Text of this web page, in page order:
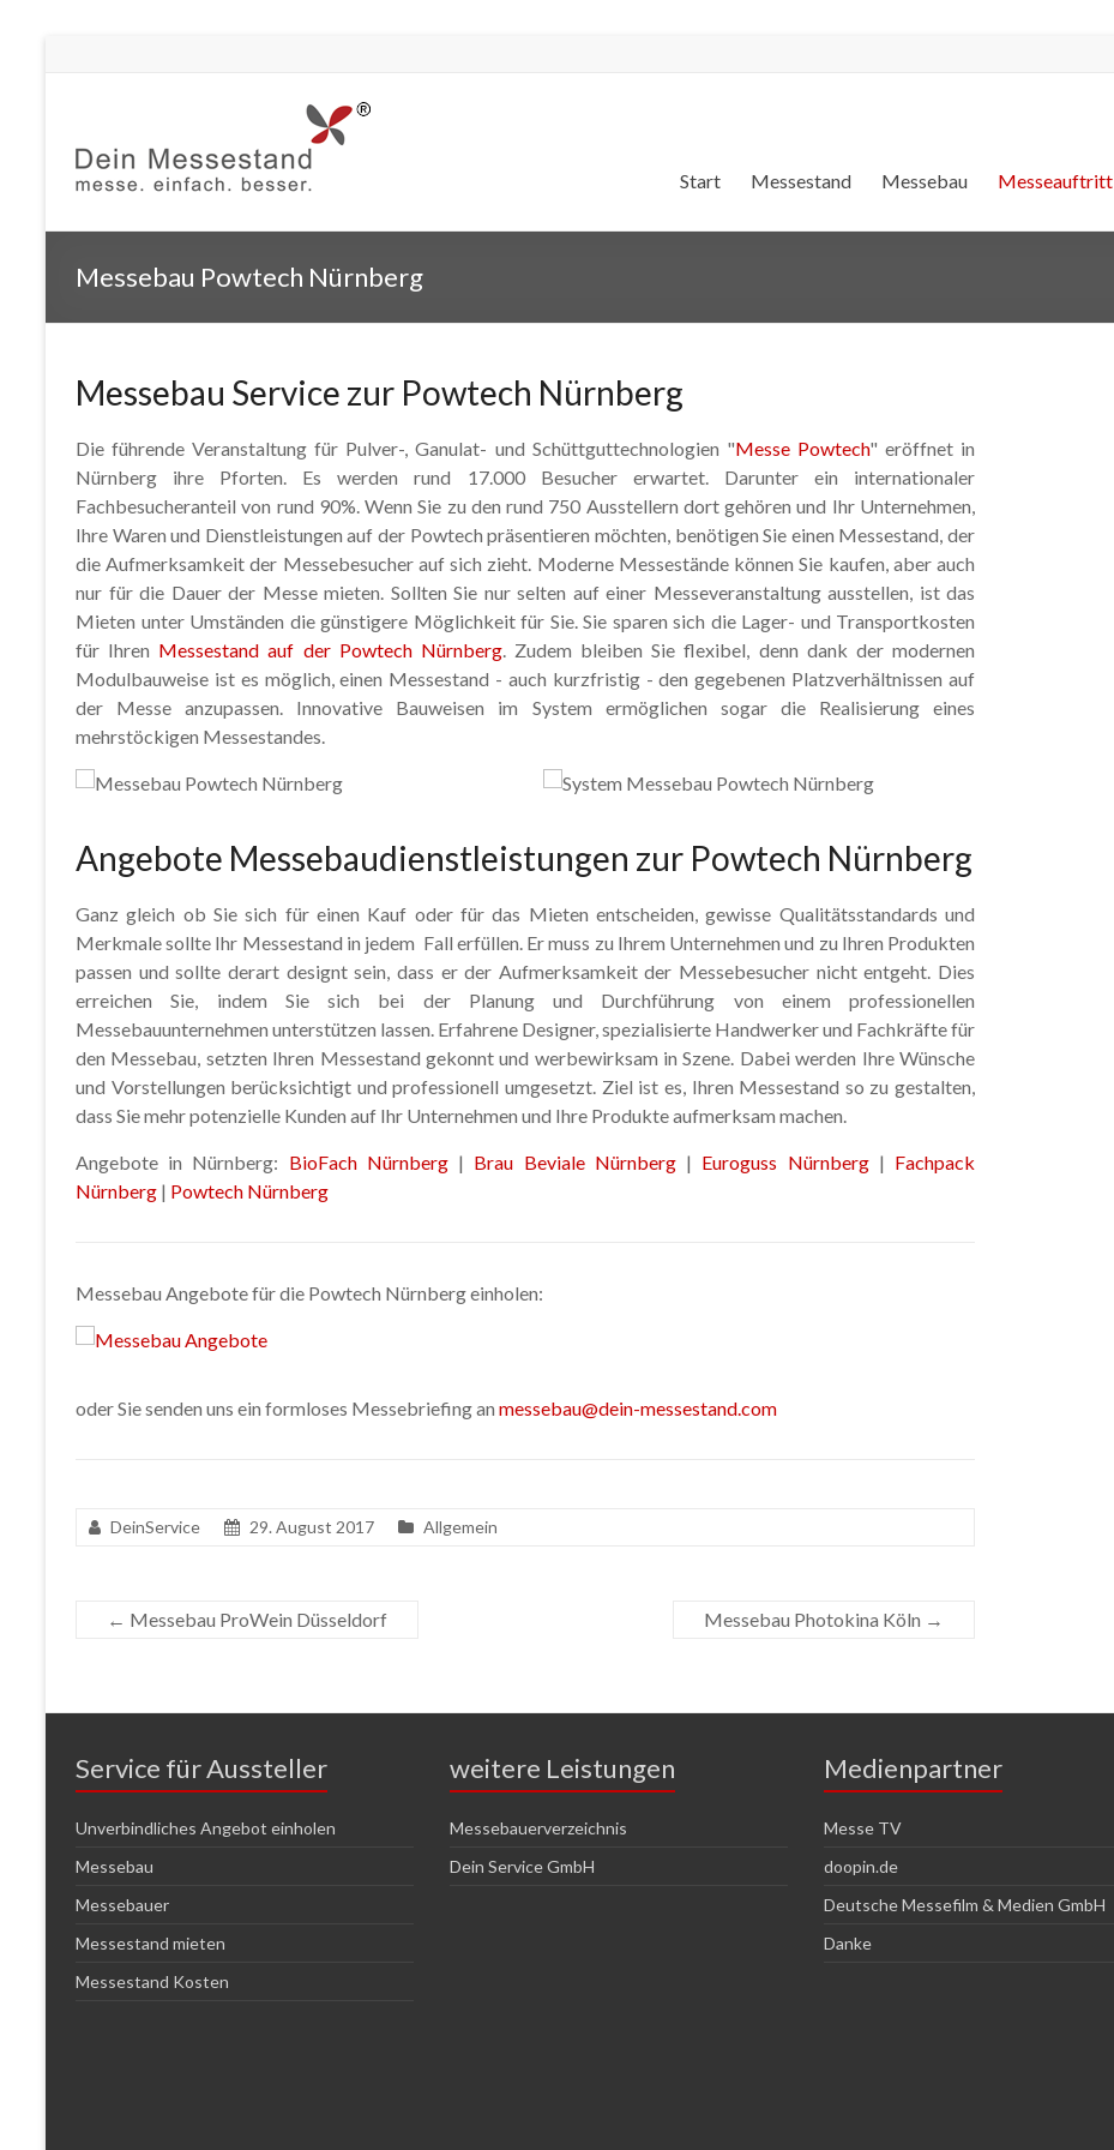
Start Messestand Messebau Messeauftritt
Messebau Powtech Nürnberg
Messebau Service zur Powtech Nürnberg
Die führende Veranstaltung für Pulver-, Ganulat- und Schüttguttechnologien "Messe Powtech" eröffnet in
Nürnberg ihre Pforten. Es werden rund 17.000 Besucher erwartet. Darunter ein internationaler
Fachbesucheranteil von rund 90%. Wenn Sie zu den rund 750 Ausstellern dort gehören und Ihr Unternehmen,
Ihre Waren und Dienstleistungen auf der Powtech präsentieren möchten, benötigen Sie einen Messestand, der
die Aufmerksamkeit der Messebesucher auf sich zieht. Moderne Messestände können Sie kaufen, aber auch
nur für die Dauer der Messe mieten. Sollten Sie nur selten auf einer Messeveranstaltung ausstellen, ist das
Mieten unter Umständen die günstigere Möglichkeit für Sie. Sie sparen sich die Lager- und Transportkosten
für Ihren Messestand auf der Powtech Nürnberg. Zudem bleiben Sie flexibel, denn dank der modernen
Modulbauweise ist es möglich, einen Messestand - auch kurzfristig - den gegebenen Platzverhältnissen auf
der Messe anzupassen. Innovative Bauweisen im System ermöglichen sogar die Realisierung eines
mehrstöckigen Messestandes.
Angebote Messebaudienstleistungen zur Powtech Nürnberg
Ganz gleich ob Sie sich für einen Kauf oder für das Mieten entscheiden, gewisse Qualitätsstandards und
Merkmale sollte Ihr Messestand in jedem Fall erfüllen. Er muss zu Ihrem Unternehmen und zu Ihren Produkten
passen und sollte derart designt sein, dass er der Aufmerksamkeit der Messebesucher nicht entgeht. Dies
erreichen Sie, indem Sie sich bei der Planung und Durchführung von einem professionellen
Messebauunternehmen unterstützen lassen. Erfahrene Designer, spezialisierte Handwerker und Fachkräfte für
den Messebau, setzten Ihren Messestand gekonnt und werbewirksam in Szene. Dabei werden Ihre Wünsche
und Vorstellungen berücksichtigt und professionell umgesetzt. Ziel ist es, Ihren Messestand so zu gestalten,
dass Sie mehr potenzielle Kunden auf Ihr Unternehmen und Ihre Produkte aufmerksam machen.
Angebote in Nürnberg: BioFach Nürnberg| Brau Beviale Nürnberg| Euroguss Nürnberg| Fachpack
Nürnberg | Powtech Nürnberg
Messebau Angebote für die Powtech Nürnberg einholen:
oder Sie senden uns ein formloses Messebriefing an messebau@dein-messestand.com
DeinService 29. August 2017 Allgemein
← Messebau ProWein Düsseldorf Messebau Photokina Köln →
Service für Aussteller
Unverbindliches Angebot einholen
Messebau
Messebauer
Messestand mieten
Messestand Kosten
weitere Leistungen
Messebauerverzeichnis
Dein Service GmbH
Medienpartner
Messe TV
doopin.de
Deutsche Messefilm & Medien GmbH
Danke